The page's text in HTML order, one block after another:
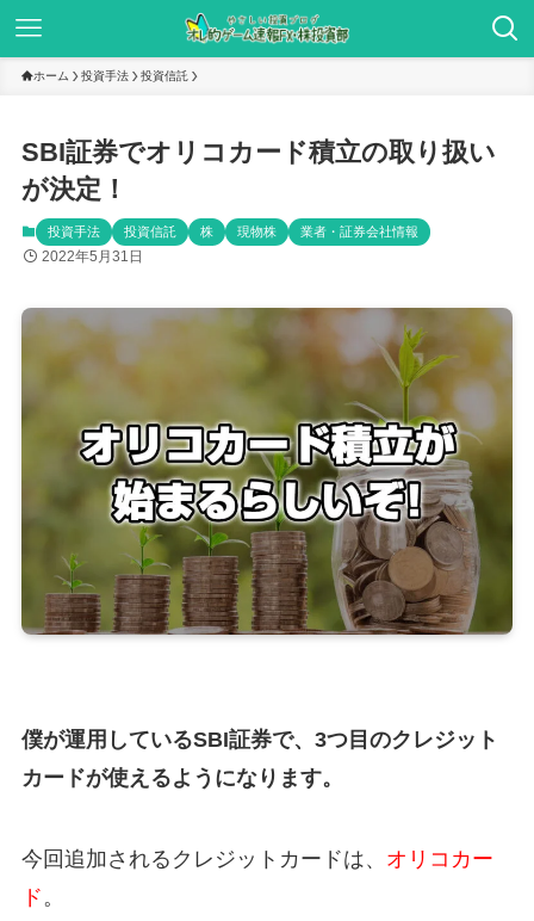
ホーム 投資手法 投資信託
SBI証券でオリコカード積立の取り扱い
が決定！
投資手法 投資信託 株 現物株 業者・証券会社情報
2022年5月31日
僕が運用しているSBI証券で、3つ目のクレジット
カードが使えるようになります。
今回追加されるクレジットカードは、 オリコカー
ド 。